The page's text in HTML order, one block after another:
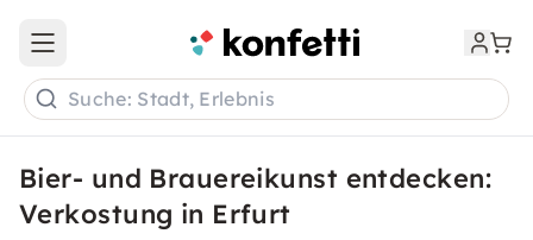
Open main menu
Suche: Stadt, Erlebnis
Bier- und Brauereikunst entdecken:
Verkostung in Erfurt